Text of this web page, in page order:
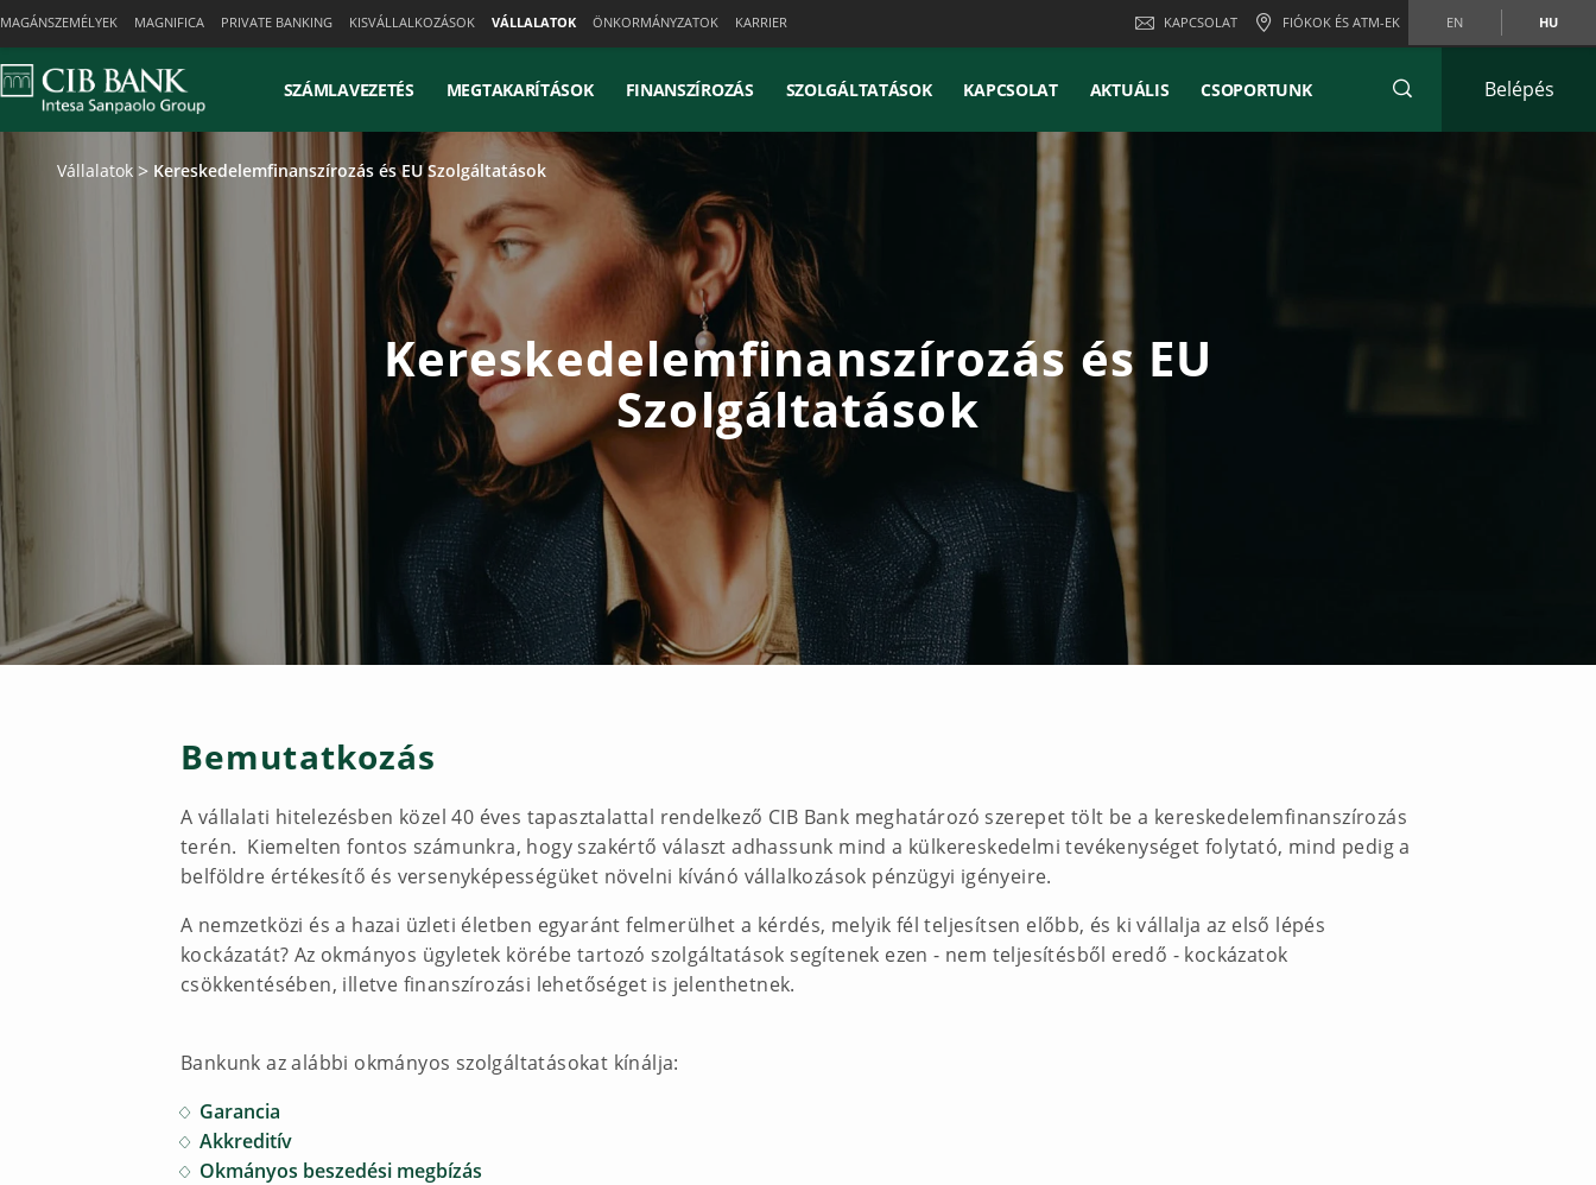
Skiplinks
MAGÁNSZEMÉLYEK MAGNIFICA PRIVATE BANKING KISVÁLLALKOZÁSOK VÁLLALATOK ÖNKORMÁNYZATOK KARRIER KAPCSOLAT FIÓKOK ÉS ATM-EK EN HU
SZÁMLAVEZETÉS MEGTAKARÍTÁSOK FINANSZÍROZÁS SZOLGÁLTATÁSOK KAPCSOLAT AKTUÁLIS CSOPORTUNK Belépés
Vállalatok Kereskedelemfinanszírozás és EU Szolgáltatások
Kereskedelemfinanszírozás és EU
Szolgáltatások
Bemutatkozás
A vállalati hitelezésben közel 40 éves tapasztalattal rendelkező CIB Bank meghatározó szerepet tölt be a kereskedelemfinanszírozás
terén. Kiemelten fontos számunkra, hogy szakértő választ adhassunk mind a külkereskedelmi tevékenységet folytató, mind pedig a
belföldre értékesítő és versenyképességüket növelni kívánó vállalkozások pénzügyi igényeire.
A nemzetközi és a hazai üzleti életben egyaránt felmerülhet a kérdés, melyik fél teljesítsen előbb, és ki vállalja az első lépés
kockázatát? Az okmányos ügyletek körébe tartozó szolgáltatások segítenek ezen - nem teljesítésből eredő - kockázatok
csökkentésében, illetve finanszírozási lehetőséget is jelenthetnek.
Bankunk az alábbi okmányos szolgáltatásokat kínálja:
Garancia
Akkreditív
Okmányos beszedési megbízás